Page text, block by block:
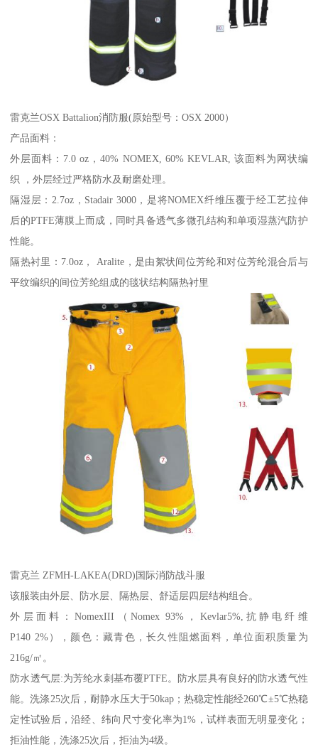
雷克兰OSX Battalion消防服(原始型号：OSX 2000）
产品面料：
外层面料：7.0 oz，40% NOMEX, 60% KEVLAR, 该面料为网状编
织 ，外层经过严格防水及耐磨处理。
隔湿层：2.7oz，Stadair 3000，是将NOMEX纤维压覆于经工艺拉伸
后的PTFE薄膜上而成，同时具备透气多微孔结构和单项湿蒸汽防护
性能。
隔热衬里：7.0oz， Aralite，是由絮状间位芳纶和对位芳纶混合后与
平纹编织的间位芳纶组成的毯状结构隔热衬里
雷克兰 ZFMH-LAKEA(DRD)国际消防战斗服
该服装由外层、防水层、隔热层、舒适层四层结构组合。
外层面料：NomexIII（Nomex 93%，Kevlar5%,抗静电纤维
P140 2%），颜色：藏青色，长久性阻燃面料，单位面积质量为
216g/㎡。
防水透气层:为芳纶水刺基布覆PTFE。防水层具有良好的防水透气性
能。洗涤25次后，耐静水压大于50kap；热稳定性能经260℃±5℃热稳
定性试验后，沿经、纬向尺寸变化率为1%，试样表面无明显变化；
拒油性能，洗涤25次后，拒油为4级。